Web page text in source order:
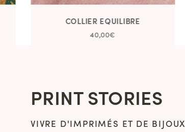
COLLIER EQUILIBRE
40,00€
PRINT STORIES
VIVRE D'IMPRIMÉS ET DE BIJOUX